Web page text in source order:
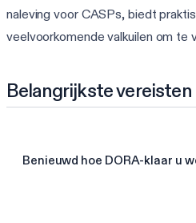
naleving voor CASPs, biedt
veelvoorkomende valkuilen om te
Belangrijkste
Benieuwd hoe DORA-klaar u